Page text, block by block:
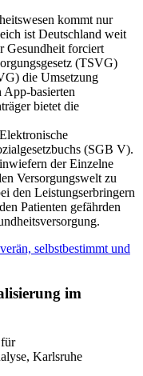
kommt nur
ist Deutschland weit
Gesundheit forciert
(TSVG)
die Umsetzung
App-basierten
bietet die
(SGB V).
der Einzelne
Versorgungswelt zu
den Leistungserbringern
Patienten gefährden
selbstbestimmt und
im
Karlsruhe